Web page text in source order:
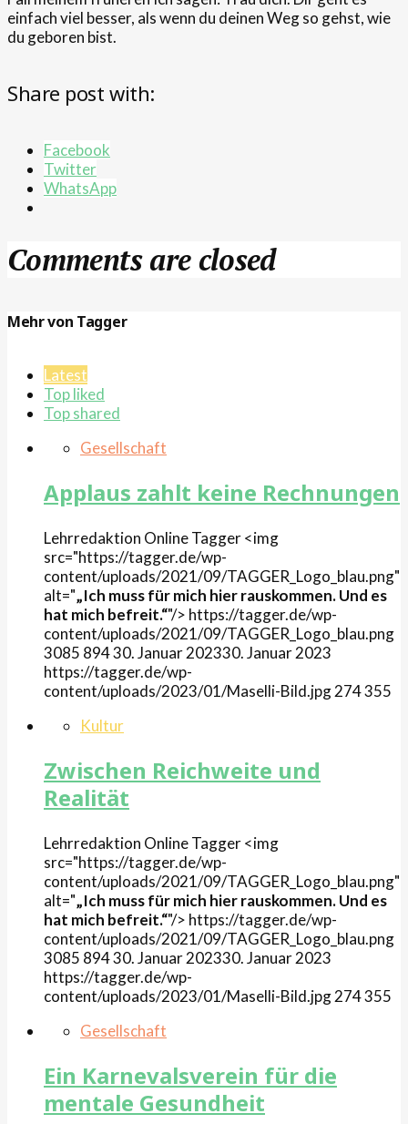
einfach viel besser, als wenn du deinen Weg so gehst, wie
du geboren bist.
Share post with:
Facebook
Twitter
WhatsApp
Comments are closed
Mehr von Tagger
Latest
Top liked
Top shared
Gesellschaft
Applaus zahlt keine Rechnungen
Lehrredaktion OnlineTagger<img
src="https://tagger.de/wp-
content/uploads/2021/09/TAGGER_Logo_blau.png"
alt="„Ich muss für mich hier rauskommen. Und es
hat mich befreit.“"/> https://tagger.de/wp-
content/uploads/2021/09/TAGGER_Logo_blau.png
3085 89430. Januar 202330. Januar 2023
https://tagger.de/wp-
content/uploads/2023/01/Maselli-Bild.jpg274355
Kultur
Zwischen Reichweite und
Realität
Lehrredaktion OnlineTagger<img
src="https://tagger.de/wp-
content/uploads/2021/09/TAGGER_Logo_blau.png"
alt="„Ich muss für mich hier rauskommen. Und es
hat mich befreit.“"/> https://tagger.de/wp-
content/uploads/2021/09/TAGGER_Logo_blau.png
3085 89430. Januar 202330. Januar 2023
https://tagger.de/wp-
content/uploads/2023/01/Maselli-Bild.jpg274355
Gesellschaft
Ein Karnevalsverein für die
mentale Gesundheit